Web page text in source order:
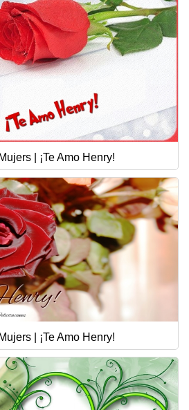
| ¡Te Amo Henry!
| ¡Te Amo Henry!